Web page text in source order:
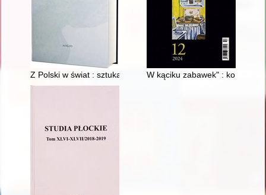
Z Polski w świat : sztuka książki Stanisława Gliwy
W kąciku zabawek" :